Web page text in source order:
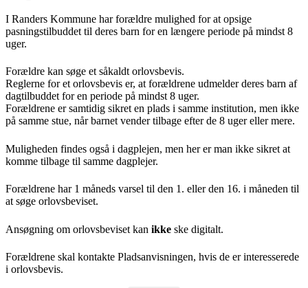
I Randers Kommune har forældre mulighed for at opsige
pasningstilbuddet til deres barn for en længere periode på mindst 8
uger.
Forældre kan søge et såkaldt orlovsbevis.
Reglerne for et orlovsbevis er, at forældrene udmelder deres barn af
dagtilbuddet for en periode på mindst 8 uger.
Forældrene er samtidig sikret en plads i samme institution, men ikke
på samme stue, når barnet vender tilbage efter de 8 uger eller mere.
Muligheden findes også i dagplejen, men her er man ikke sikret at
komme tilbage til samme dagplejer.
Forældrene har 1 måneds varsel til den 1. eller den 16. i måneden til
at søge orlovsbeviset.
Ansøgning om orlovsbeviset kan ikke ske digitalt.
Forældrene skal kontakte Pladsanvisningen, hvis de er interesserede
i orlovsbevis.